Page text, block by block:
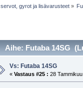
gyrot ja lisävarusteet»
Aihe: Futaba 14SG
Vs: Futaba 14SG
« Vastaus #25 : 28